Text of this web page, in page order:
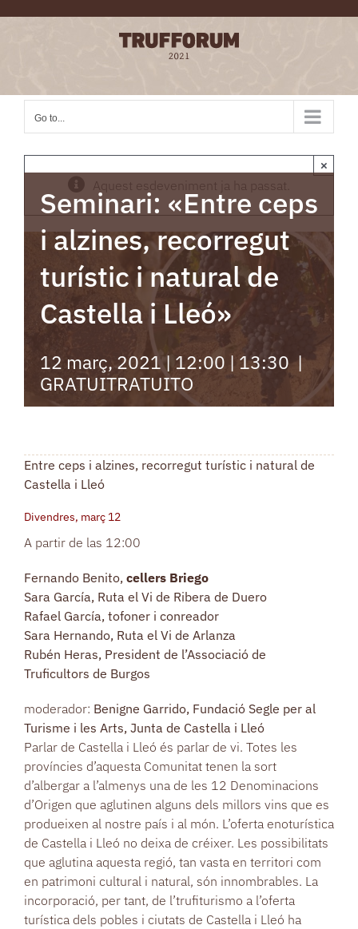
Go to...
Aquest esdeveniment ja ha passat.
×
Seminari: «Entre ceps
i alzines, recorregut
turístic i natural de
Castella i Lleó»
12 març, 2021 | 12:00 | 13:30 |
GRATUITRATUITO
Entre ceps i alzines, recorregut turístic i natural de
Castella i Lleó
Divendres, març 12
A partir de las 12:00
Fernando Benito, cellers Briego
Sara García, Ruta el Vi de Ribera de Duero
Rafael García, tofoner i conreador
Sara Hernando, Ruta el Vi de Arlanza
Rubén Heras, President de l’Associació de
Truficultors de Burgos
moderador: Benigne Garrido, Fundació Segle per al
Turisme i les Arts, Junta de Castella i Lleó
Parlar de Castella i Lleó és parlar de vi. Totes les
províncies d’aquesta Comunitat tenen la sort
d’albergar a l’almenys una de les 12 Denominacions
d’Origen que aglutinen alguns dels millors vins que es
produeixen al nostre país i al món. L’oferta enoturística
de Castella i Lleó no deixa de créixer. Les possibilitats
que aglutina aquesta regió, tan vasta en territori com
en patrimoni cultural i natural, són innombrables. La
incorporació, per tant, de l’trufiturismo a l’oferta
turística dels pobles i ciutats de Castella i Lleó ha